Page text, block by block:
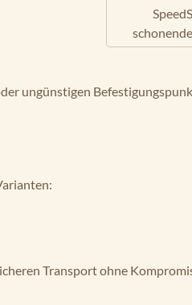
ungünstigen
Transport ohne